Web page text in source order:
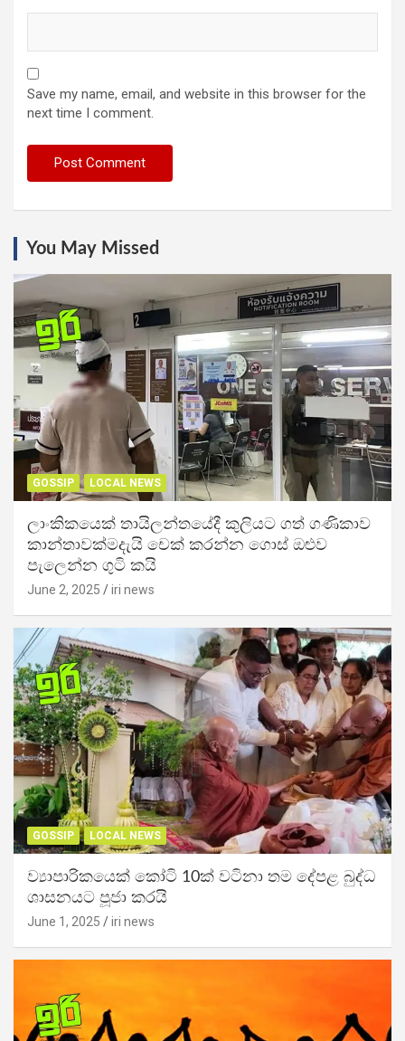
Save my name, email, and website in this browser for the
next time I comment.
You May Missed
GOSSIP LOCAL NEWS
ලාංකිකයෙක් තායිලන්තයේදී කුලියට ගත් ගණිකාව
කාන්තාවක්මදැයි චෙක් කරන්න ගොස් ඔළුව
පැලෙන්න ගුටි කයි
June 2, 2025 iri news
GOSSIP LOCAL NEWS
ව්‍යාපාරිකයෙක් කෝටි 10ක් වටිනා තම දේපළ බුද්ධ
ශාසනයට පූජා කරයි
June 1, 2025 iri news